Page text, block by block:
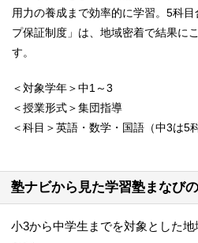
用力の養成まで効率的に学習。5科
プ保証制度」は、地域密着で結果に
す。
＜対象学年＞中1～3
＜授業形式＞集団指導
＜科目＞英語・数学・国語（中3は5
塾ナビから見た学習塾まなび
小3から中学生までを対象とした